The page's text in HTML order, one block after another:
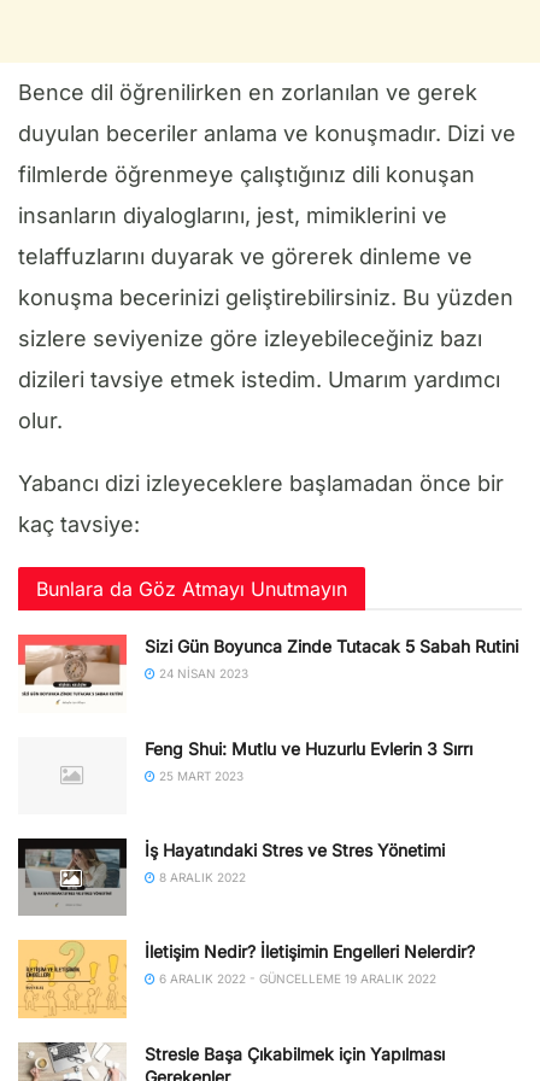
Bence dil öğrenilirken en zorlanılan ve gerek
duyulan beceriler anlama ve konuşmadır. Dizi ve
filmlerde öğrenmeye çalıştığınız dili konuşan
insanların diyaloglarını, jest, mimiklerini ve
telaffuzlarını duyarak ve görerek dinleme ve
konuşma becerinizi geliştirebilirsiniz. Bu yüzden
sizlere seviyenize göre izleyebileceğiniz bazı
dizileri tavsiye etmek istedim. Umarım yardımcı
olur.
Yabancı dizi izleyeceklere başlamadan önce bir
kaç tavsiye:
Bunlara da Göz Atmayı Unutmayın
Sizi Gün Boyunca Zinde Tutacak 5 Sabah Rutini
24 NISAN 2023
Feng Shui: Mutlu ve Huzurlu Evlerin 3 Sırrı
25 MART 2023
İş Hayatındaki Stres ve Stres Yönetimi
8 ARALIK 2022
İletişim Nedir? İletişimin Engelleri Nelerdir?
6 ARALIK 2022 - GÜNCELLEME 19 ARALIK 2022
Stresle Başa Çıkabilmek için Yapılması
Gerekenler